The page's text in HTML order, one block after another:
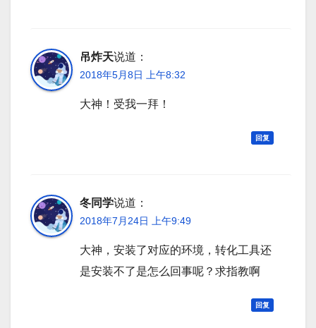
吊炸天说道：
2018年5月8日 上午8:32
大神！受我一拜！
回复
冬同学说道：
2018年7月24日 上午9:49
大神，安装了对应的环境，转化工具还
是安装不了是怎么回事呢？求指教啊
回复